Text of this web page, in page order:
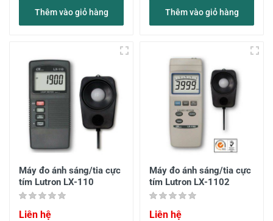
Thêm vào giỏ hàng Thêm vào giỏ hàng
Máy đo ánh sáng/tia cực
tím Lutron LX-110
Liên hệ
Máy đo ánh sáng/tia cực
tím Lutron LX-1102
Liên hệ